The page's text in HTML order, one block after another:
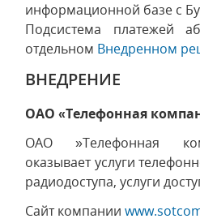
информационной базе с
Подсистема платежей
отдельном Внедренном
ВНЕДРЕНИЕ
ОАО «Телефонная
ОАО »Телефонная
оказывает услуги
радиодоступа, услуги
Сайт компании